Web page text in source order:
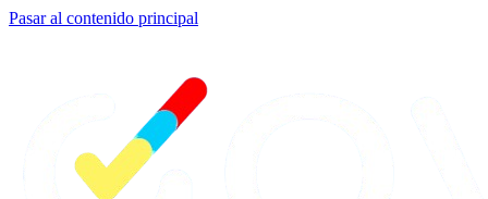
Pasar al contenido principal